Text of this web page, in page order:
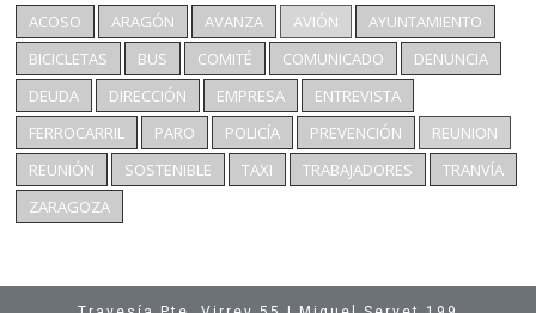
ACOSO ARAGÓN AVANZA AVIÓN
AYUNTAMIENTO
BICICLETAS
BUS COMITÉ COMUNICADO
DENUNCIA
DEUDA
DIRECCIÓN EMPRESA
ENTREVISTA
FERROCARRIL
PARO POLICÍA PREVENCIÓN
REUNION
REUNIÓN
SOSTENIBLE TAXI TRABAJADORES
TRANVÍA
ZARAGOZA